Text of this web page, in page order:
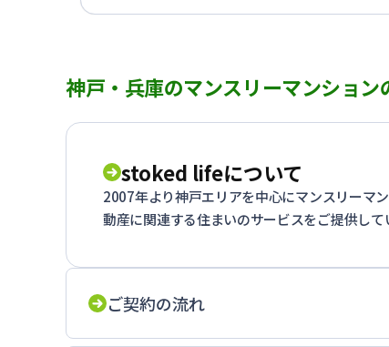
神戸・兵庫のマンスリーマンション
stoked lifeについて
2007年より神戸エリアを中心にマンスリーマ
動産に関連する住まいのサービスをご提供して
ご契約の流れ